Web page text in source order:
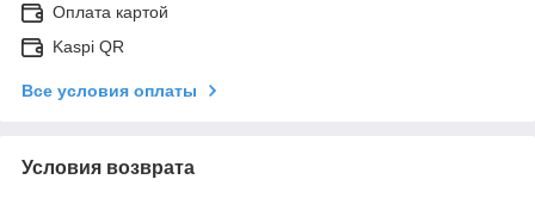
Оплата картой
Kaspi QR
Все условия оплаты
Условия возврата